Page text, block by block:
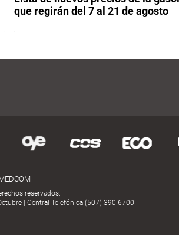
que regirán del 7 al 21 de agosto
reservados.
| Central Telefónica (507) 390-6700